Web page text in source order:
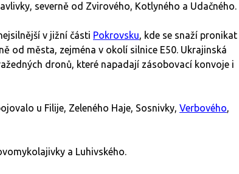
severně od Zvirového, Kotlyného a Udačného.
v jižní části Pokrovsku, kde se snaží pronikat
od města, zejména v okolí silnice E50. Ukrajinská
dronů, které napadají zásobovací konvoje i
u Filije, Zeleného Haje, Sosnivky, Verbového,
a Luhivského.